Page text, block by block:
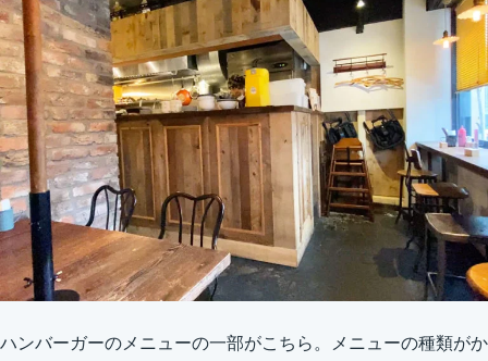
ハンバーガーのメニューの一部がこちら。メニューの種類がか